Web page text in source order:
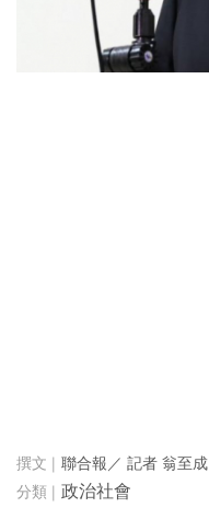
聯合報／ 記者 翁至成
政治社會